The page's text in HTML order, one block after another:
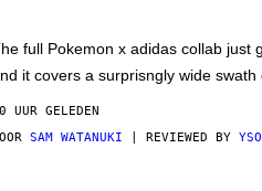
full Pokemon x adidas collab just
it covers a surprisngly wide swath
UUR GELEDEN
SAM WATANUKI | REVIEWED BY